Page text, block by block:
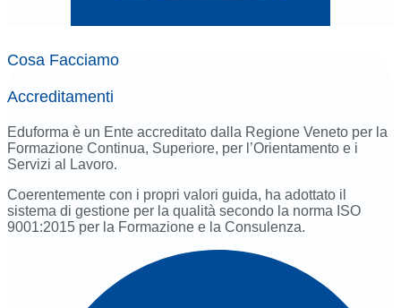
Cosa Facciamo
Accreditamenti
Eduforma è un Ente accreditato dalla Regione Veneto per la
Formazione Continua, Superiore, per l’Orientamento e i
Servizi al Lavoro.
Coerentemente con i propri valori guida, ha adottato il
sistema di gestione per la qualità secondo la norma ISO
9001:2015 per la Formazione e la Consulenza.